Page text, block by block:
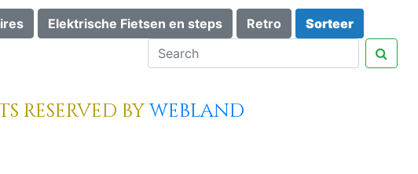
Elektrische Fietsen en steps Retro
Sorteer
reserved bywebland